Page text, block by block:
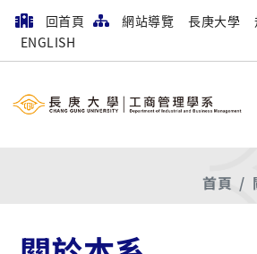
回首頁 網站導覽 長庚大學
ENGLISH
首頁